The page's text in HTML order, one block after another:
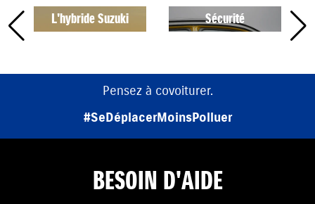
L'hybride Suzuki Sécurité
Pensez à covoiturer.
#SeDéplacerMoinsPolluer
BESOIN D'AIDE